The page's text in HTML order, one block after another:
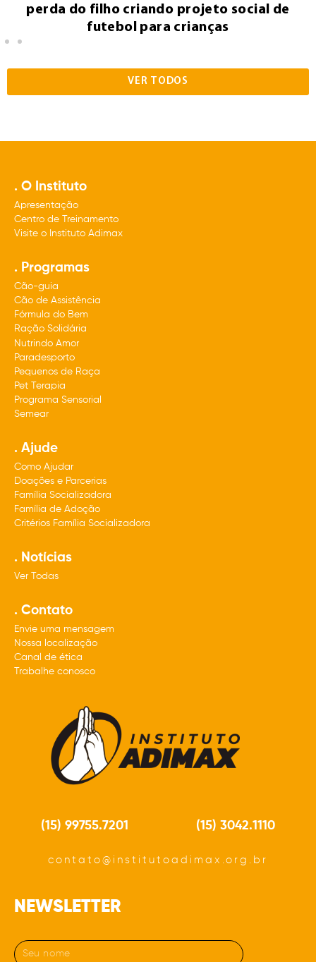
perda do filho criando projeto social de
futebol para crianças
VER TODOS
. O Instituto
Apresentação
Centro de Treinamento
Visite o Instituto Adimax
. Programas
Cão-guia
Cão de Assistência
Fórmula do Bem
Ração Solidária
Nutrindo Amor
Paradesporto
Pequenos de Raça
Pet Terapia
Programa Sensorial
Semear
. Ajude
Como Ajudar
Doações e Parcerias
Família Socializadora
Família de Adoção
Critérios Família Socializadora
. Notícias
Ver Todas
. Contato
Envie uma mensagem
Nossa localização
Canal de ética
Trabalhe conosco
(15) 99755.7201 (15) 3042.1110
contato@institutoadimax.org.br
NEWSLETTER